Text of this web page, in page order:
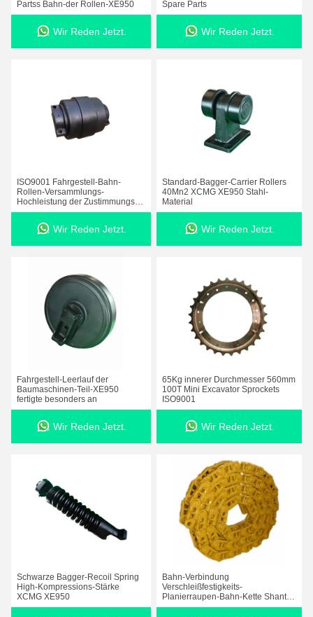
Partss Bahn-der Rollen-XE950
Wir Reden Jetzt.
Spare Parts
Wir Reden Jetzt.
ISO9001 Fahrgestell-Bahn-
Rollen-Versammlungs-
Hochleistung der Zustimmungs-
EBZ320
Wir Reden Jetzt.
Standard-Bagger-Carrier Rollers
40Mn2 XCMG XE950 Stahl-
Material
Wir Reden Jetzt.
Fahrgestell-Leerlauf der
Baumaschinen-Teil-XE950
fertigte besonders an
Wir Reden Jetzt.
65Kg innerer Durchmesser 560mm
100T Mini Excavator Sprockets
ISO9001
Wir Reden Jetzt.
Schwarze Bagger-Recoil Spring
High-Kompressions-Stärke
XCMG XE950
Bahn-Verbindung
Verschleißfestigkeits-
Planierraupen-Bahn-Kette Shantui
SD16 D65 KOMATSU